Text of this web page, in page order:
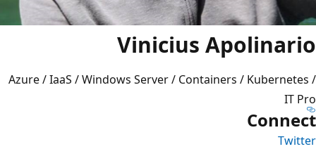
Vinicius Apolinario
Azure / IaaS / Windows Server / Containers / Kubernetes /
IT Pro
Connect
Twitter